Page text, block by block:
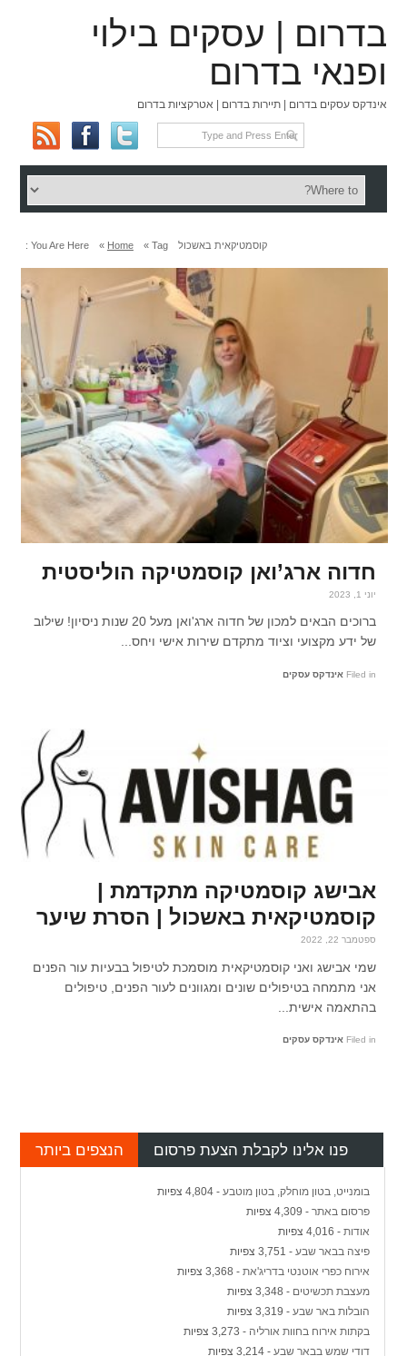
בדרום | עסקים בילוי
ופנאי בדרום
אינדקס עסקים בדרום | תיירות בדרום | אטרקציות בדרום
You Are Here : Home
» Tag » קוסמטיקאית באשכול
חדוה ארג’ואן קוסמטיקה הוליסטית
יוני 1, 2023
ברוכים הבאים למכון של חדוה ארג'ואן מעל 20 שנות ניסיון! שילוב
של ידע מקצועי וציוד מתקדם שירות אישי ויחס...
Filed in אינדקס עסקים
אבישג קוסמטיקה מתקדמת |
קוסמטיקאית באשכול | הסרת שיער
ספטמבר 22, 2022
שמי אבישג ואני קוסמטיקאית מוסמכת לטיפול בבעיות עור הפנים
אני מתמחה בטיפולים שונים ומגוונים לעור הפנים, טיפולים
בהתאמה אישית...
Filed in אינדקס עסקים
הנצפים ביותר פנו אלינו לקבלת הצעת פרסום
בומנייט, בטון מוחלק, בטון מוטבע - 4,804 צפיות
פרסום באתר - 4,309 צפיות
אודות - 4,016 צפיות
פיצה בבאר שבע - 3,751 צפיות
אירוח כפרי אוטנטי בדריג'את - 3,368 צפיות
מעצבת תכשיטים - 3,348 צפיות
הובלות באר שבע - 3,319 צפיות
בקתות אירוח בחוות אורליה - 3,273 צפיות
דודי שמש בבאר שבע - 3,214 צפיות